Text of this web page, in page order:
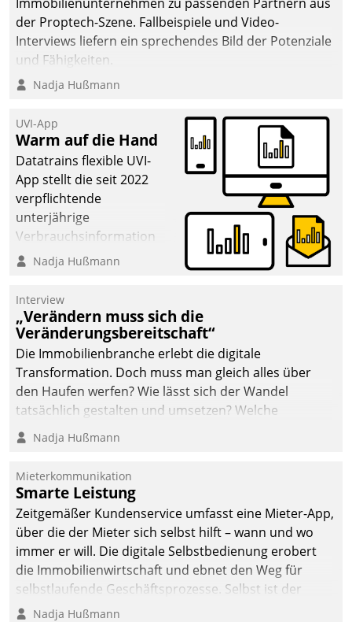
der Proptech-Szene. Fallbeispiele und Video-
Interviews liefern ein sprechendes Bild der Potenziale
und Fähigkeiten.
Nadja Hußmann
UVI-App
Warm auf die Hand
Datatrains flexible UVI-
App stellt die seit 2022
verpflichtende
unterjährige
Verbrauchsinformation
schnell, zuverlässig und
Die monatlichen
Mitteilungen zum
Heizungs- und
Wasserverbrauch gehen
automatisiert, vollständig
und auf Wunsch über
mehrere zuvor
Kommunikationswege bei
Nadja Hußmann
Interview
„Verändern muss sich die
Veränderungsbereitschaft“
Die Immobilienbranche erlebt die digitale
Transformation. Doch muss man gleich alles über
den Haufen werfen? Wie lässt sich der Wandel
tatsächlich gestalten und umsetzen? Welche
Argumente zählen wirklich?
Nadja Hußmann
Mieterkommunikation
Smarte Leistung
Zeitgemäßer Kundenservice umfasst eine Mieter-App,
über die der Mieter sich selbst hilft – wann und wo
immer er will. Die digitale Selbstbedienung erobert
die Immobilienwirtschaft und ebnet den Weg für
selbstlaufende Geschäftsprozesse. Selbst ist der
Kunde und smart der Serviceanbieter.
Nadja Hußmann